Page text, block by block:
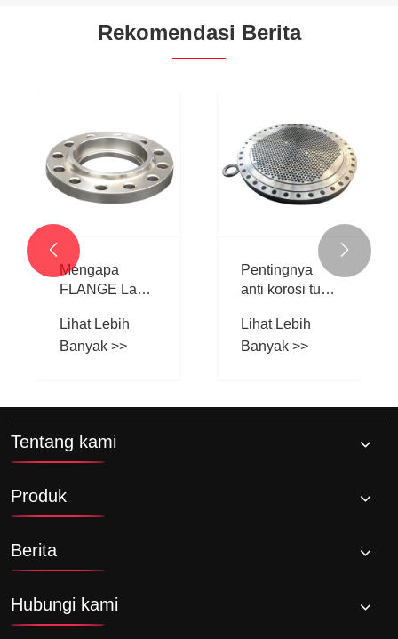
Rekomendasi Berita
Panduan
Komprehensif
untuk Fitting
Tee Stainless
Steel: Jenis,
Penggunaan,
dan Manfaat
Lihat Lebih
Banyak >>
Lihat Lebih
Banyak >>
 
Tentang kami
Produk
Berita
Hubungi kami